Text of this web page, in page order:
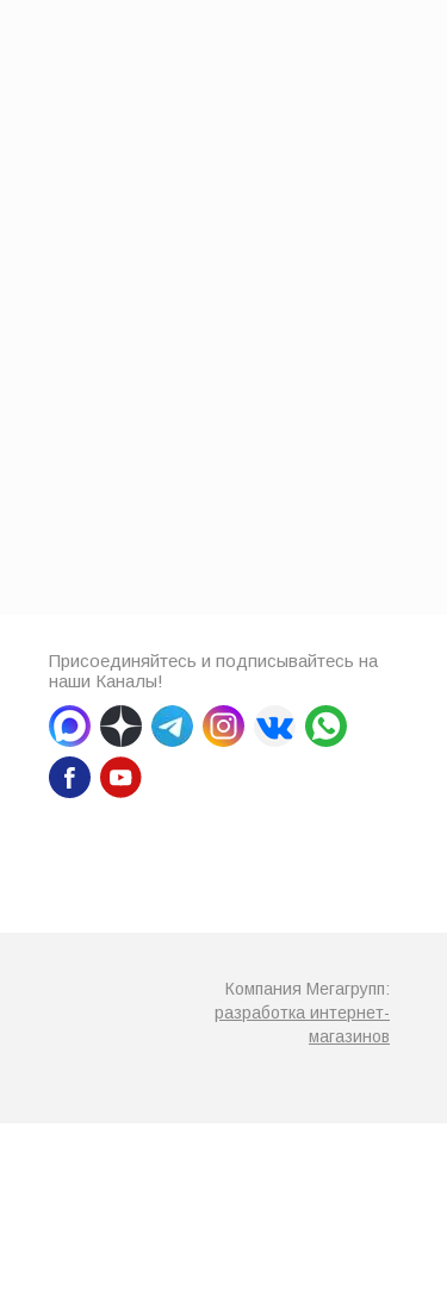
Присоединяйтесь и подписывайтесь на
наши Каналы!
Компания Мегагрупп:
разработка интернет-
магазинов